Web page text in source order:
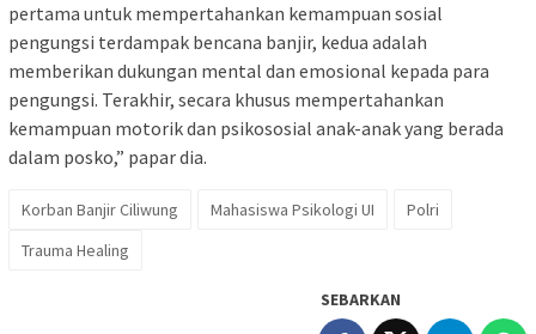
pertama untuk mempertahankan kemampuan sosial
pengungsi terdampak bencana banjir, kedua adalah
memberikan dukungan mental dan emosional kepada para
pengungsi. Terakhir, secara khusus mempertahankan
kemampuan motorik dan psikososial anak-anak yang berada
dalam posko,” papar dia.
Korban Banjir Ciliwung Mahasiswa Psikologi UI
Polri
Trauma Healing
SEBARKAN